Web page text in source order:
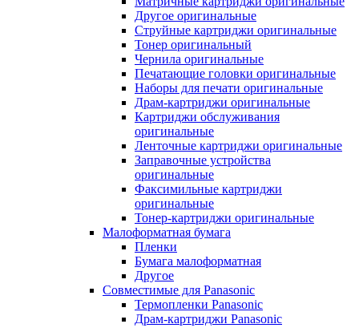
Другое оригинальные
Струйные картриджи оригинальные
Тонер оригинальный
Чернила оригинальные
Печатающие головки оригинальные
Наборы для печати оригинальные
Драм-картриджи оригинальные
Картриджи обслуживания
оригинальные
Ленточные картриджи оригинальные
Заправочные устройства
оригинальные
Факсимильные картриджи
оригинальные
Тонер-картриджи оригинальные
Малоформатная бумага
Пленки
Бумага малоформатная
Другое
Совместимые для Panasonic
Термопленки Panasonic
Драм-картриджи Panasonic